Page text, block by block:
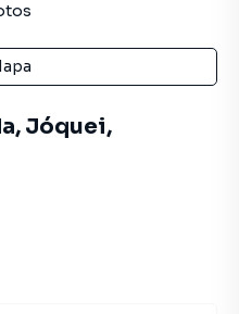
Jóquei,